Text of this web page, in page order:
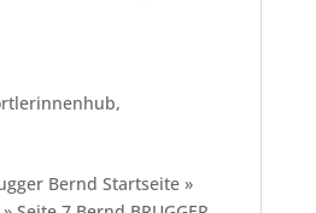
,
Bernd Startseite »